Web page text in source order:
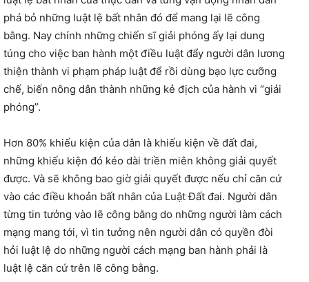
phá bỏ những luật lệ bất nhân đó để mang lại lẽ công
bằng. Nay chính những chiến sĩ giải phóng ấy lại dung
túng cho việc ban hành một điều luật đẩy người dân lương
thiện thành vi phạm pháp luật để rồi dùng bạo lực cưỡng
chế, biến nông dân thành những kẻ địch của hành vi “giải
phóng”.
Hơn 80% khiếu kiện của dân là khiếu kiện về đất đai,
những khiếu kiện đó kéo dài triền miên không giải quyết
được. Và sẽ không bao giờ giải quyết được nếu chỉ căn cứ
vào các điều khoản bất nhân của Luật Đất đai. Người dân
từng tin tưởng vào lẽ công bằng do những người làm cách
mạng mang tới, vì tin tưởng nên người dân có quyền đòi
hỏi luật lệ do những người cách mạng ban hành phải là
luật lệ căn cứ trên lẽ công bằng.